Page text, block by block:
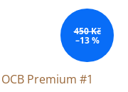
450 Kč
–13 %
Premium #1